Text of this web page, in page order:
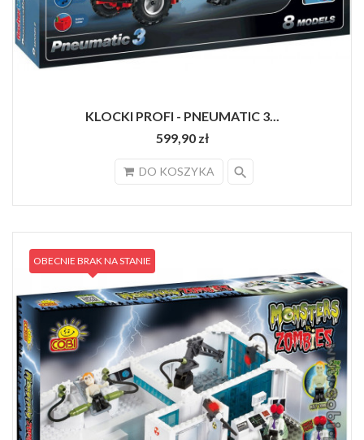
KLOCKI PROFI - PNEUMATIC 3...
599,90 zł
DO KOSZYKA search
OBECNIE BRAK NA STANIE